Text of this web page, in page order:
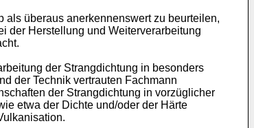
als überaus anerkennenswert zu beurteilen,
der Herstellung und Weiterverarbeitung
der Strangdichtung in besonders
der Technik vertrauten Fachmann
der Strangdichtung in vorzüglicher
etwa der Dichte und/oder der Härte